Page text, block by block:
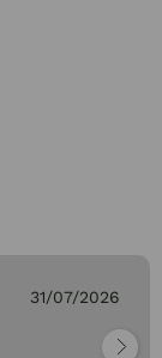
31/07/2026